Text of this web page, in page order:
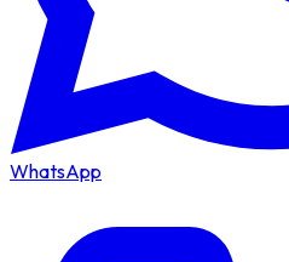
WhatsApp